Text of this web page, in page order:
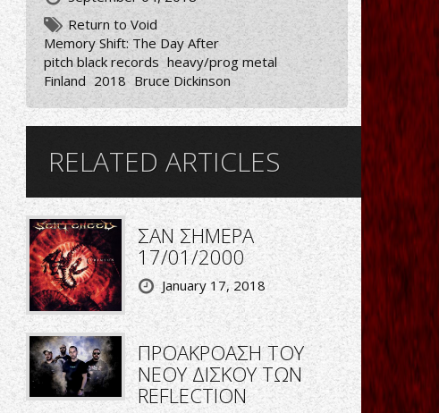
Return to Void
Memory Shift: The Day After
pitch black records heavy/prog metal
Finland 2018 Bruce Dickinson
RELATED ARTICLES
ΣΑΝ ΣΗΜΕΡΑ
17/01/2000
January 17, 2018
ΠΡΟΑΚΡΟΑΣΗ ΤΟΥ
ΝΕΟΥ ΔΙΣΚΟΥ ΤΩΝ
REFLECTION